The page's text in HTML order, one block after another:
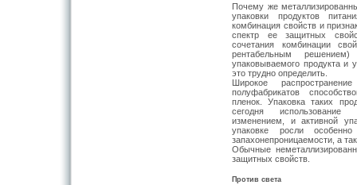
Почему же
упаковки продуктов
комбинация свойств и
спектр ее защитных
сочетания комбинации
рентабельным
упаковываемого продукта и
это трудно определить.
Широкое
полуфабрикатов
пленок. Упаковка таких
сегодня использование
изменением, и активной
упаковке росли
запахонепроницаемости, а
Обычные
защитных свойств.
Против света